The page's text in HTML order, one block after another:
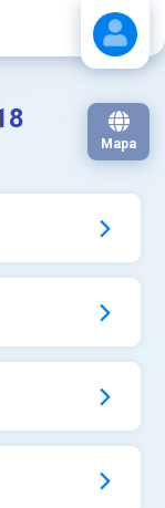
návod
Mapa